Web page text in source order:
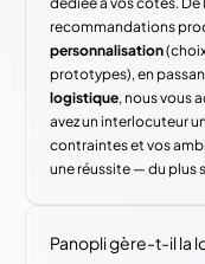
recommandations
personnalisation
prototypes), en
logistique, nous vous
avez un interlocuteur
contraintes et vos
une réussite — du plus
Panopli gère-t-il la